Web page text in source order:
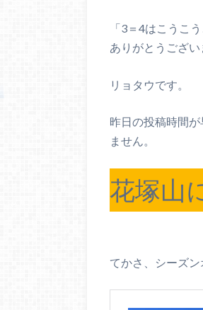
「3＝4はこうこ
ありがとうござい
リョタウです。
昨日の投稿時間
ません。
花塚山
てかさ、シーズ